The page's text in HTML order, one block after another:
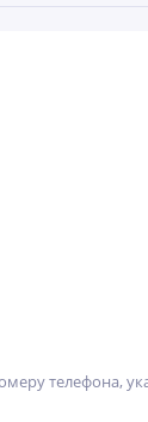
телефона,